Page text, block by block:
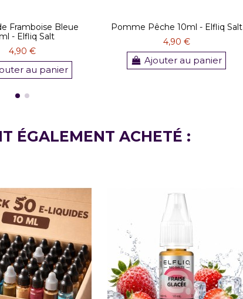
Framboise Bleue
- Elfliq Salt
4,90 €
au panier
Pomme Pêche 10ml - Elfliq Salt
4,90 €
Ajouter au panier
ÉGALEMENT ACHETÉ :